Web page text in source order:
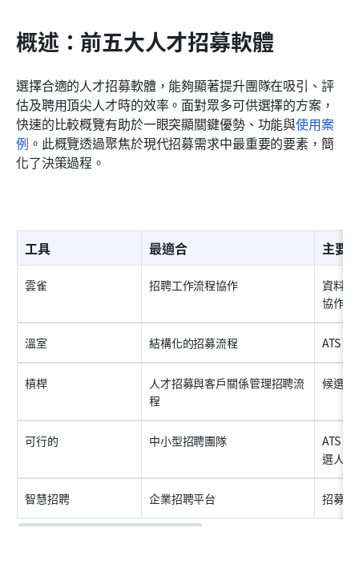
概述：前五大人才招募軟體
選擇合適的人才招募軟體，能夠顯著提升團隊在吸引、評
估及聘用頂尖人才時的效率。面對眾多可供選擇的方案，
快速的比較概覽有助於一眼突顯關鍵優勢、功能與使用案
例 。此概覽透過聚焦於現代招募需求中最重要的要素，簡
化了決策過程。
工具 最適合 主要
雲雀 招聘工作流程協作
資料庫
協作
溫室 結構化的招募流程 ATS、
槓桿
人才招募與客戶關係管理招聘流
程
候選人
可行的 中小型招聘團隊
ATS、
選人追
智慧招聘 企業招聘平台 招募自